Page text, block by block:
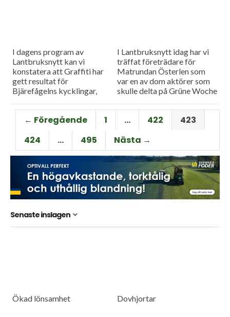
I dagens program av
Lantbruksnytt kan vi
konstatera att Graffiti har
gett resultat för
Bjärefågelns kycklingar,
minskat. Sedan har vi även
gått på kurs för att...
I Lantbruksnytt idag har vi
träffat företrädare för
Matrundan Österlen som
var en av dom aktörer som
skulle delta på Grüne Woche
besked att...
← Föregående 1 … 422
423
424
… 495 Nästa →
Senaste inslagen
Ökad lönsamhet Dovhjortar